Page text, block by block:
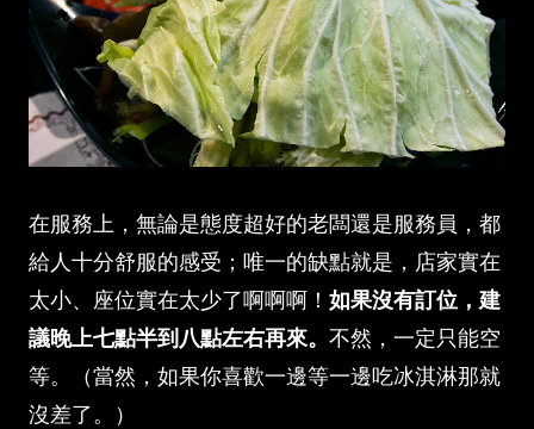
在服務上，無論是態度超好的老闆還是服務員，都
給人十分舒服的感受；唯一的缺點就是，店家實在
太小、座位實在太少了啊啊啊！ 如果沒有訂位，建
議晚上七點半到八點左右再來。 不然，一定只能空
等。（當然，如果你喜歡一邊等一邊吃冰淇淋那就
沒差了。）